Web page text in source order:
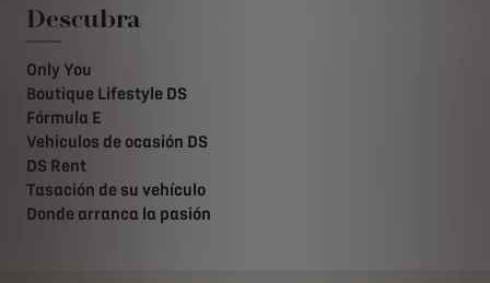
Descubra
Only You
Boutique Lifestyle DS
Fórmula E
Vehiculos de ocasión DS
DS Rent
Tasación de su vehículo
Donde arranca la pasión